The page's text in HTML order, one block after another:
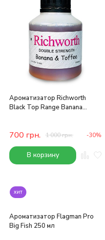
Ароматизатор Richworth
Black Top Range Banana
700 грн. 1 000грн. -30%
В корзину
хит
Ароматизатор Flagman Pro
Big Fish 250 мл